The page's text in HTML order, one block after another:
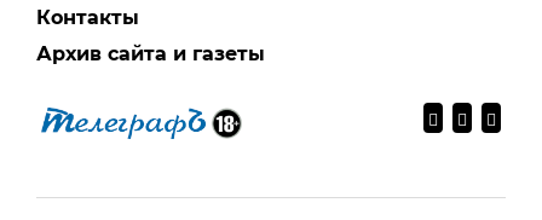
Контакты
Архив сайта и газеты